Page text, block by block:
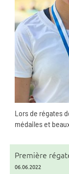
Lors de régates
médailes et
Première
06.06.2022